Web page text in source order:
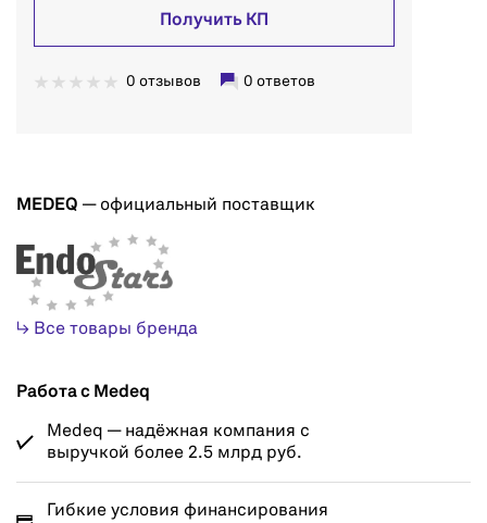
Получить КП
0 отзывов 0 ответов
MEDEQ — официальный поставщик
↳ Все товары бренда
Работа с Medeq
Medeq — надёжная компания с
выручкой более 2.5 млрд руб.
Гибкие условия финансирования